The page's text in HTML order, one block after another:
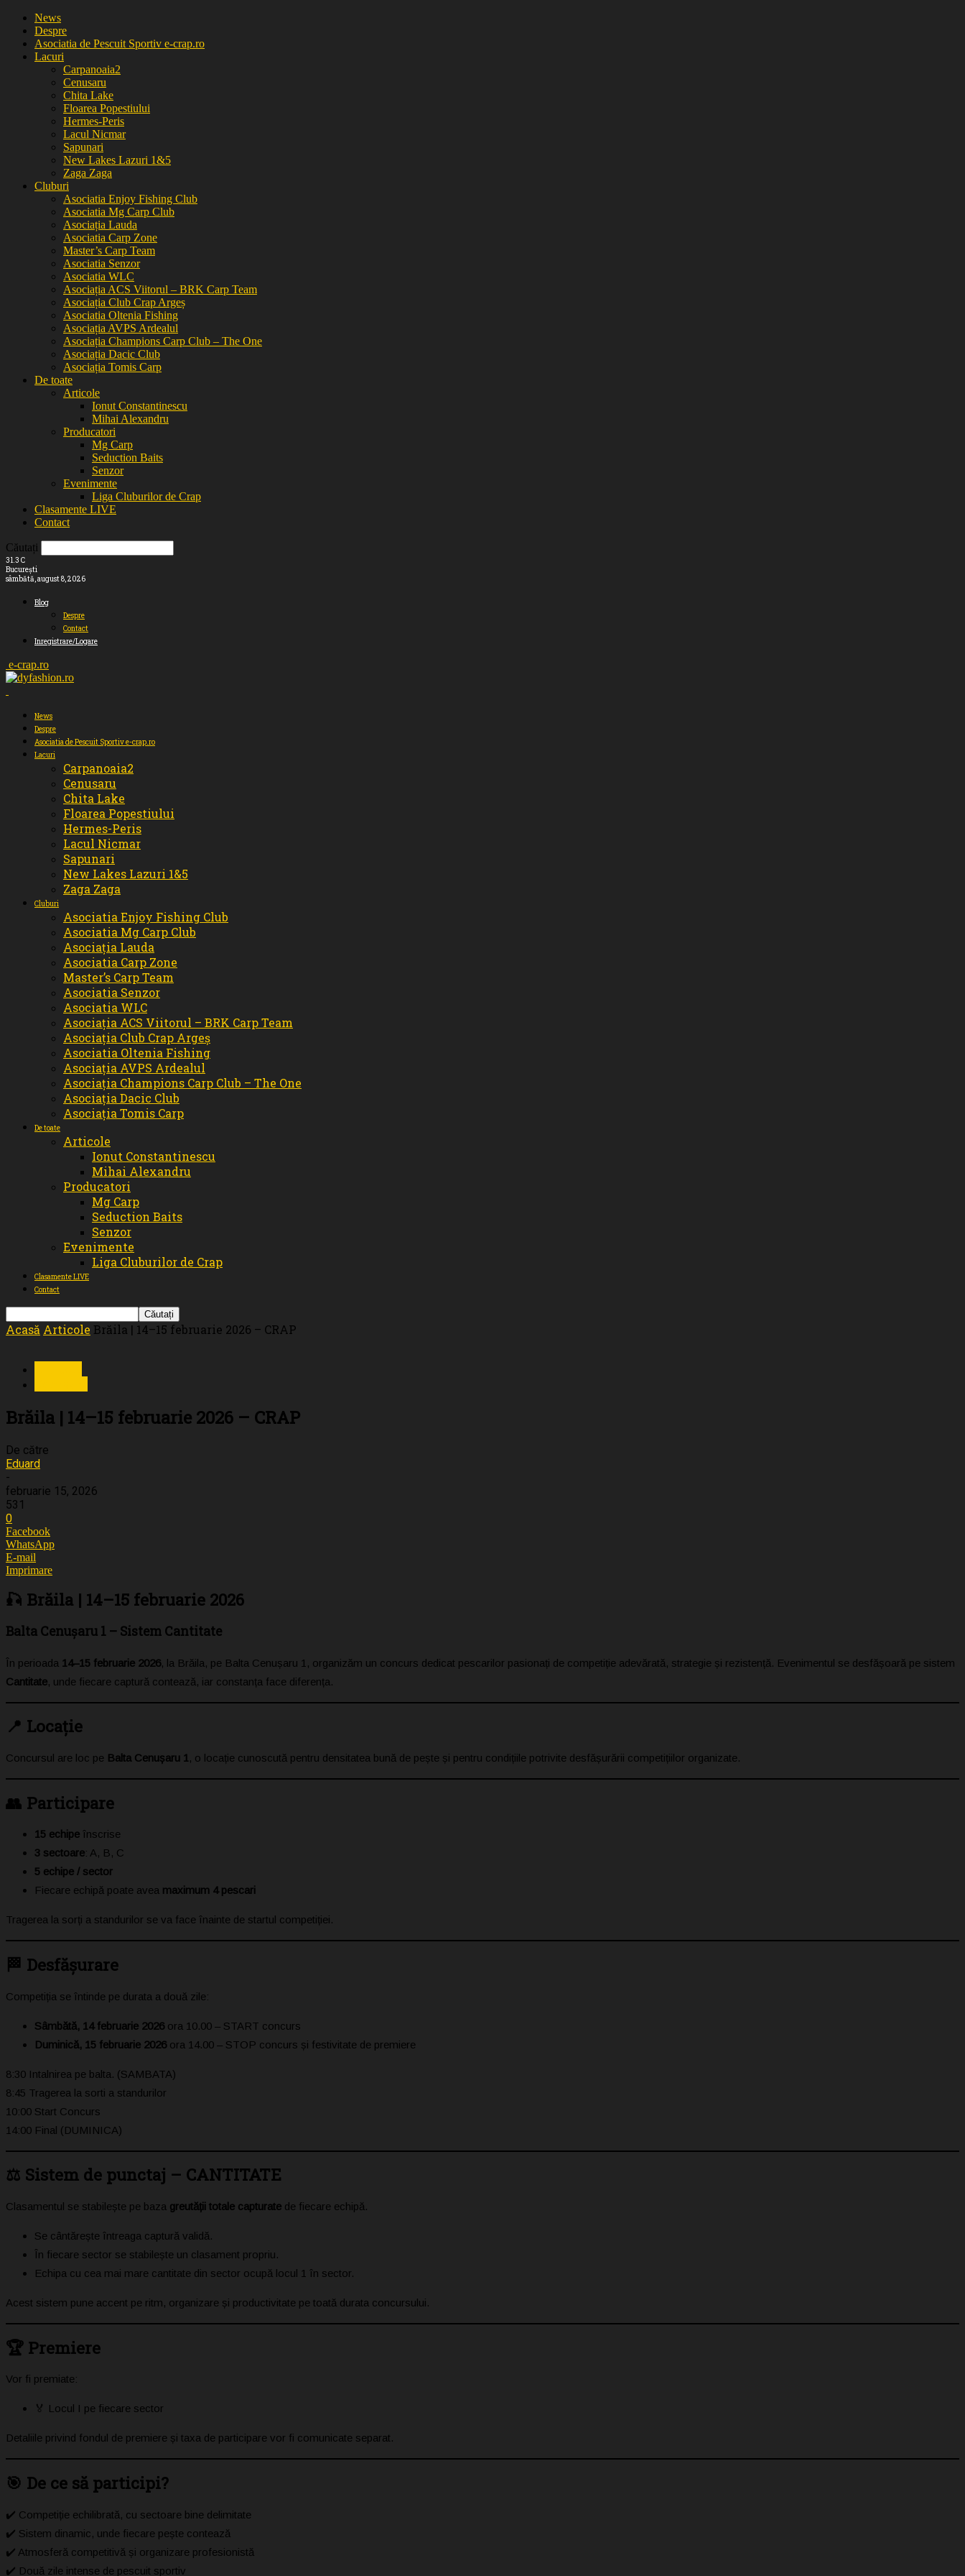
News
Despre
Asociatia de Pescuit Sportiv e-crap.ro
Lacuri
Carpanoaia2
Cenusaru
Chita Lake
Floarea Popestiului
Hermes-Peris
Lacul Nicmar
Sapunari
New Lakes Lazuri 1&5
Zaga Zaga
Cluburi
Asociatia Enjoy Fishing Club
Asociatia Mg Carp Club
Asociația Lauda
Asociatia Carp Zone
Master’s Carp Team
Asociatia Senzor
Asociatia WLC
Asociația ACS Viitorul – BRK Carp Team
Asociația Club Crap Argeș
Asociatia Oltenia Fishing
Asociația AVPS Ardealul
Asociația Champions Carp Club – The One
Asociația Dacic Club
Asociația Tomis Carp
De toate
Articole
Ionut Constantinescu
Mihai Alexandru
Producatori
Mg Carp
Seduction Baits
Senzor
Evenimente
Liga Cluburilor de Crap
Clasamente LIVE
Contact
Căutați
31.3 C
București
sâmbătă, august 8, 2026
Blog
Despre
Contact
Inregistrare/Logare
e-crap.ro
News
Despre
Asociatia de Pescuit Sportiv e-crap.ro
Lacuri
Carpanoaia2
Cenusaru
Chita Lake
Floarea Popestiului
Hermes-Peris
Lacul Nicmar
Sapunari
New Lakes Lazuri 1&5
Zaga Zaga
Cluburi
Asociatia Enjoy Fishing Club
Asociatia Mg Carp Club
Asociația Lauda
Asociatia Carp Zone
Master’s Carp Team
Asociatia Senzor
Asociatia WLC
Asociația ACS Viitorul – BRK Carp Team
Asociația Club Crap Argeș
Asociatia Oltenia Fishing
Asociația AVPS Ardealul
Asociația Champions Carp Club – The One
Asociația Dacic Club
Asociația Tomis Carp
De toate
Articole
Ionut Constantinescu
Mihai Alexandru
Producatori
Mg Carp
Seduction Baits
Senzor
Evenimente
Liga Cluburilor de Crap
Clasamente LIVE
Contact
Acasă Articole Brăila | 14–15 februarie 2026 – CRAP
Brăila | 14–15 februarie 2026 – CRAP
De către
Eduard
-
februarie 15, 2026
531
0
Facebook
WhatsApp
E-mail
Imprimare
🎣 Brăila | 14–15 februarie 2026
Balta Cenușaru 1 – Sistem Cantitate
În perioada 14–15 februarie 2026, la Brăila, pe Balta Cenușaru 1, organizăm un concurs dedicat pescarilor pasionați de competiție adevărată, strategie și rezistență. Evenimentul se desfășoară pe sistem
Cantitate, unde fiecare captură contează, iar constanța face diferența.
📍 Locație
Concursul are loc pe Balta Cenușaru 1 , o locație cunoscută pentru densitatea bună de pește și pentru condițiile potrivite desfășurării competițiilor organizate.
👥 Participare
15 echipe înscrise
3 sectoare: A, B, C
5 echipe / sector
Fiecare echipă poate avea maximum 4 pescari
Tragerea la sorți a standurilor se va face înainte de startul competiției.
🏁 Desfășurare
Competiția se întinde pe durata a două zile:
Sâmbătă, 14 februarie 2026ora 10.00 – START concurs
Duminică, 15 februarie 2026ora 14.00 – STOP concurs și festivitate de premiere
8:30 Intalnirea pe balta. (SAMBATA)
8:45 Tragerea la sorti a standurilor
10:00 Start Concurs
14:00 Final (DUMINICA)
⚖️ Sistem de punctaj – CANTITATE
Clasamentul se stabilește pe baza greutății totale capturate de fiecare echipă.
Se cântărește întreaga captură validă.
În fiecare sector se stabilește un clasament propriu.
Echipa cu cea mai mare cantitate din sector ocupă locul 1 în sector.
Acest sistem pune accent pe ritm, organizare și productivitate pe toată durata concursului.
🏆 Premiere
Vor fi premiate:
🏅 Locul I pe fiecare sector
Detaliile privind fondul de premiere și taxa de participare vor fi comunicate separat.
🎯 De ce să participi?
✔️ Competiție echilibrată, cu sectoare bine delimitate
✔️ Sistem dinamic, unde fiecare pește contează
✔️ Atmosferă competitivă și organizare profesionistă
✔️ Două zile intense de pescuit sportiv